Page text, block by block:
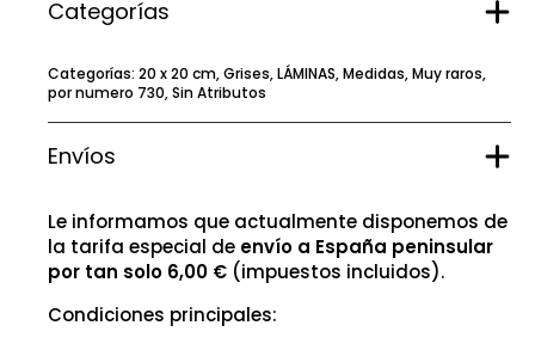
Categorías
Categorías: 20 x 20 cm,Grises,LÁMINAS,Medidas,Muy raros,
por numero 730,Sin Atributos
Envíos
Le informamos que actualmente disponemos de
la tarifa especial de envío a España peninsular
por tan solo 6,00 € (impuestos incluidos).
Condiciones principales: